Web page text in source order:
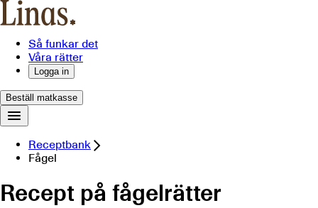
Så funkar det
Våra rätter
Logga in
Beställ matkasse
Receptbank
Fågel
Recept på fågelrätter